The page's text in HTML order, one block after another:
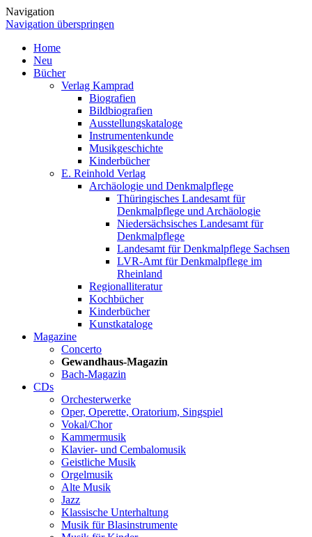
Navigation
Navigation überspringen
Home
Neu
Bücher
Verlag Kamprad
Biografien
Bildbiografien
Ausstellungskataloge
Instrumentenkunde
Musikgeschichte
Kinderbücher
E. Reinhold Verlag
Archäologie und Denkmalpflege
Thüringisches Landesamt für
Denkmalpflege und Archäologie
Niedersächsisches Landesamt für
Denkmalpflege
Landesamt für Denkmalpflege Sachsen
LVR-Amt für Denkmalpflege im
Rheinland
Regionalliteratur
Kochbücher
Kinderbücher
Kunstkataloge
Magazine
Concerto
Gewandhaus-Magazin
Bach-Magazin
CDs
Orchesterwerke
Oper, Operette, Oratorium, Singspiel
Vokal/Chor
Kammermusik
Klavier- und Cembalomusik
Geistliche Musik
Orgelmusik
Alte Musik
Jazz
Klassische Unterhaltung
Musik für Blasinstrumente